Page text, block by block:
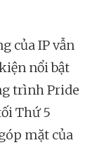
của IP vẫn
nổi bật
trình Pride
Thứ 5
mặt của